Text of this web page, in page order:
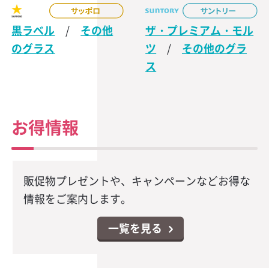
黒ラベル /
その他
のグラス
ザ・プレミアム・モル
ツ
/
その他のグラ
ス
お得情報
販促物プレゼントや、キャンペーンなどお得な
情報をご案内します。
一覧を見る